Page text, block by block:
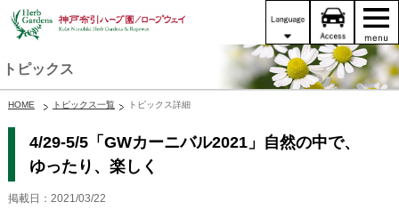
トピックス
HOME トピックス一覧 トピックス詳細
4/29-5/5「GWカーニバル2021」自然の中で、
ゆったり、楽しく
掲載日：2021/03/22